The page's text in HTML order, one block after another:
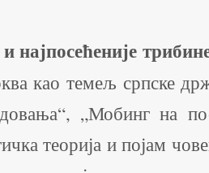
најпосећеније
као темељ српске
„Мобинг на
теорија и појам